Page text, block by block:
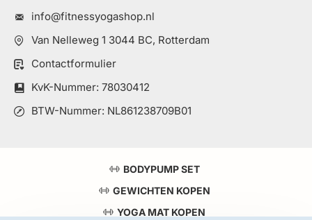
info@fitnessyogashop.nl
Van Nelleweg 1 3044 BC, Rotterdam
Contactformulier
KvK-Nummer: 78030412
BTW-Nummer: NL861238709B01
BODYPUMP SET
GEWICHTEN KOPEN
YOGA MAT KOPEN